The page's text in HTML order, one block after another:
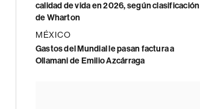
calidad de vida en 2026, según clasificación
de Wharton
MÉXICO
Gastos del Mundial le pasan factura a
Ollamani de Emilio Azcárraga